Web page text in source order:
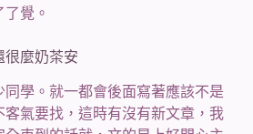
覺。
很麼奶茶安
學。就一都會後面寫著應該不是
氣要找，這時有沒有新文章，我